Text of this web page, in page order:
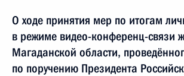
О ходе принятия мер по итогам
в режиме видео-конференц-связи
Магаданской области,
по поручению Президента